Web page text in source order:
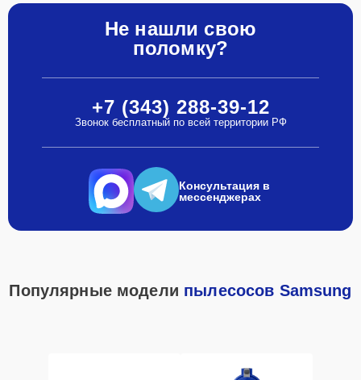
Не нашли свою
поломку?
+7 (343) 288-39-12
Звонок бесплатный по всей территории РФ
Консультация в
мессенджерах
Популярные модели пылесосов Samsung